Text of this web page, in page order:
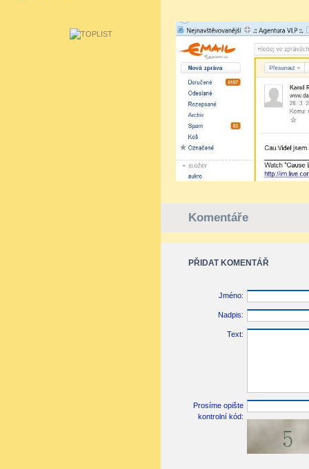
Komentáře
PŘIDAT KOMENTÁŘ
Jméno:
Nadpis:
Text:
Prosíme opište
kontrolní kód: